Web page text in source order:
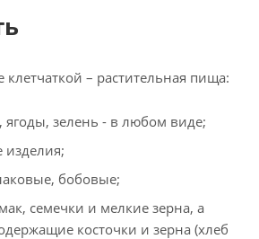
клетчаткой – растительная пища:
зелень - в любом виде;
изделия;
бобовые;
семечки и мелкие зерна, а
косточки и зерна (хлеб